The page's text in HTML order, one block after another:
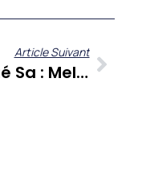
Article Suivant
Kouté Sa : Melvin Angarica Et L’empreinte De La Danse Cubaine En Martinique